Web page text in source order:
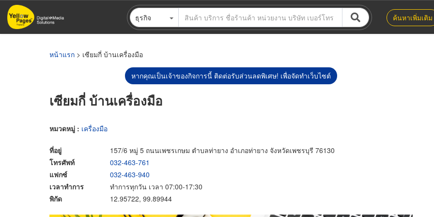
ข้าม
ไป
ธุรกิจ ค้นหาเพิ่มเติม
หน้าแรก > เซียมกี่ บ้านเครื่องมือ
หากคุณเป็นเจ้าของกิจการนี้ ติดต่อรับส่วนลดพิเศษ! เพื่อจัดทำเว็บไซต์
เซียมกี่ บ้านเครื่องมือ
หมวดหมู่ : เครื่องมือ
ที่อยู่
157/6 หมู่ 5 ถนนเพชรเกษม ตำบลท่ายาง อำเภอท่ายาง จังหวัดเพชรบุรี 76130
โทรศัพท์
032-463-761
แฟกซ์
032-463-940
เวลาทำการ
ทำการทุกวัน เวลา 07:00-17:30
พิกัด
12.95722, 99.89944